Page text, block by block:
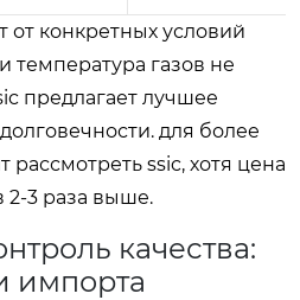
от конкретных условий
температура газов не
предлагает лучшее
для более
рассмотреть ssic, хотя цена
2-3 раза выше.
качества:
импорта